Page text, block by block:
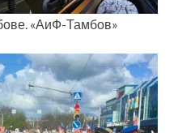
«АиФ-Тамбов»